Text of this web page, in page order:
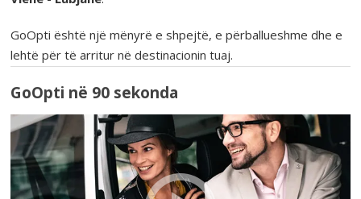
GoOpti është një mënyrë e shpejtë, e përballueshme dhe e
lehtë për të arritur në destinacionin tuaj.
GoOpti në 90 sekonda